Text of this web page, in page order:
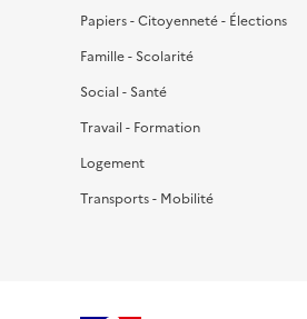
Papiers - Citoyenneté - Élections
Famille - Scolarité
Social - Santé
Travail - Formation
Logement
Transports - Mobilité